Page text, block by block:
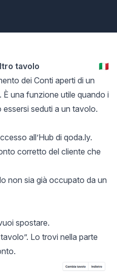
tavolo
🇮🇹
dei Conti aperti di un
. È una funzione utile quando i
seduti a un tavolo.
all’Hub di qoda.ly.
corretto del cliente che
non sia già occupato da un
spostare.
Lo trovi nella parte